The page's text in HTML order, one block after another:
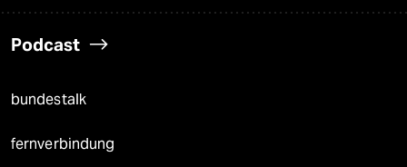
Podcast
bundestalk
fernverbindung